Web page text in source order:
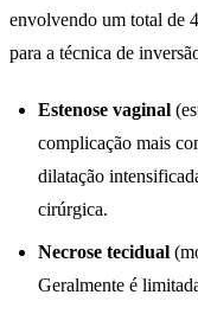
envolvendo um total de
para a técnica de
Estenose vaginal
complicação mais
dilatação
cirúrgica.
Necrose tecidual
Geralmente é